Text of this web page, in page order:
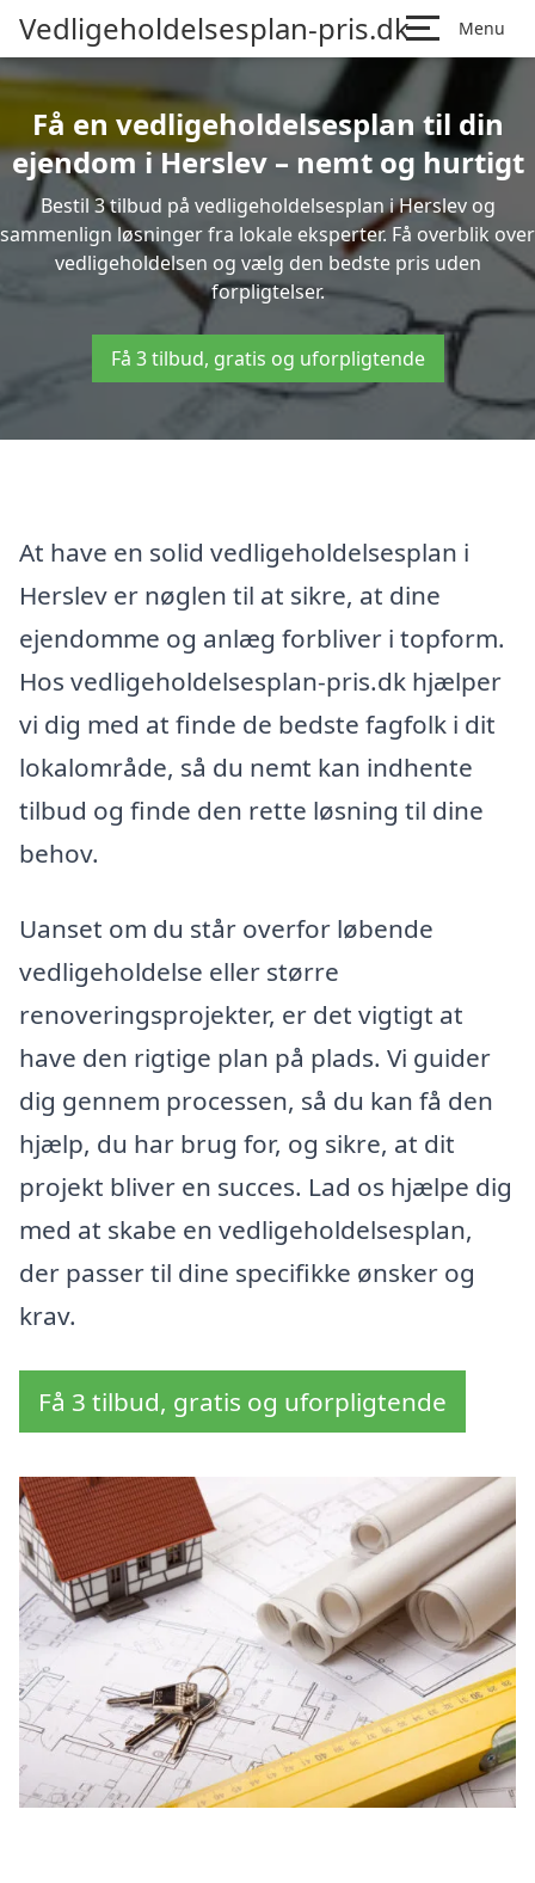
Vedligeholdelsesplan-pris.dk Menu
Få en vedligeholdelsesplan til din
ejendom i Herslev – nemt og hurtigt
Bestil 3 tilbud på vedligeholdelsesplan i Herslev og
sammenlign løsninger fra lokale eksperter. Få overblik over
vedligeholdelsen og vælg den bedste pris uden
forpligtelser.
Få 3 tilbud, gratis og uforpligtende
At have en solid vedligeholdelsesplan i
Herslev er nøglen til at sikre, at dine
ejendomme og anlæg forbliver i topform.
Hos vedligeholdelsesplan-pris.dk hjælper
vi dig med at finde de bedste fagfolk i dit
lokalområde, så du nemt kan indhente
tilbud og finde den rette løsning til dine
behov.
Uanset om du står overfor løbende
vedligeholdelse eller større
renoveringsprojekter, er det vigtigt at
have den rigtige plan på plads. Vi guider
dig gennem processen, så du kan få den
hjælp, du har brug for, og sikre, at dit
projekt bliver en succes. Lad os hjælpe dig
med at skabe en vedligeholdelsesplan,
der passer til dine specifikke ønsker og
krav.
Få 3 tilbud, gratis og uforpligtende